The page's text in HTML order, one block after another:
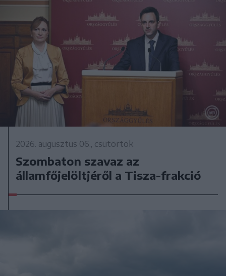
2026. augusztus 06., csütörtök
Szombaton szavaz az
államfőjelöltjéről a Tisza-frakció